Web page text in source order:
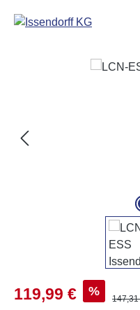
Pomiń galerię zdjęć
Cena sprzedaży:
119,99 € % Cena
147,31